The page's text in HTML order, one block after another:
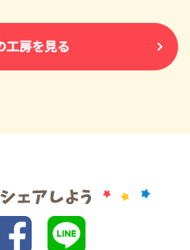
工房を見る